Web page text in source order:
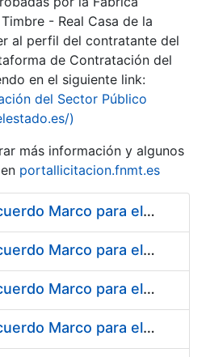
- Real Casa de la
al perfil del contratante del
de Contratación del
en el siguiente link:
del Sector Público
)
más información y algunos
portallicitacion.fnmt.es
Suscripción de Acuerdo Marco para el Suministro de Acero para la fabricación de puntas para troqueles, punzones y matrices
Suscripción de Acuerdo Marco para el Suministro de Rodamientos y material de Transmisión para la Fábrica de Papel de Seguridad de la FNMT-RCM en Burgos
Suscripción de Acuerdo Marco para el Suministro de Material de Ferretería para la Fábrica de Papel de Seguridad de la FNMT-RCM en Burgos
Suscripción de Acuerdo Marco para el Suministro de Material de Electricidad para la Fábrica de Papel de Seguridad de la FNMT-RCM en Burgos